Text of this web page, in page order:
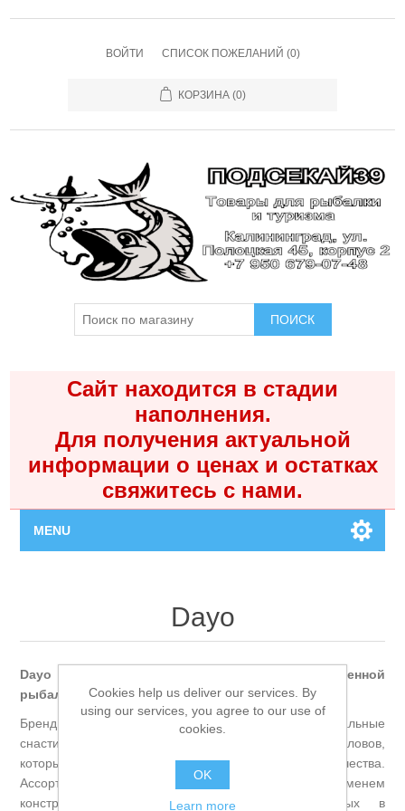
ВОЙТИ СПИСОК ПОЖЕЛАНИЙ (0)
КОРЗИНА (0)
ПОИСК
Сайт находится в стадии
наполнения.
Для получения актуальной
информации о ценах и остатках
свяжитесь с нами.
MENU
Контакты
Личный кабинет
Поиск
Dayo
Dayo — Бюджетный порог входа в мир качественной
рыбалки.
Бренд Dayo предлагает надёжные и функциональные
снасти для начинающих и практикующих рыболовов,
которые ищут оптимальное сочетание цены и качества.
Ассортимент делает акцент на проверенных временем
конструкциях спиннинговых удилищ и простых в
Cookies help us deliver our services. By
using our services, you agree to our use of
cookies.
OK
Learn more